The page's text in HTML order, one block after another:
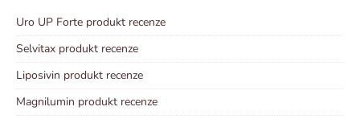
Uro UP Forte produkt recenze
Selvitax produkt recenze
Liposivin produkt recenze
Magnilumin produkt recenze